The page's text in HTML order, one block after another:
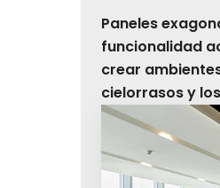
Paneles
funcionalidad
crear
cielorrasos y